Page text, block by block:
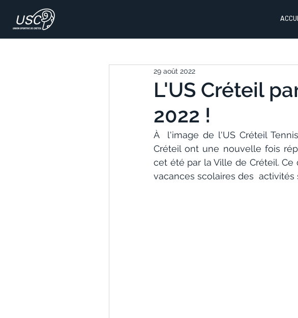
L'US Créteil
2022 !
29 août 2022
À  l'image de l'US Créteil
Créteil ont une nouvelle fois
cet été par la Ville de Créteil.
vacances scolaires des  activités